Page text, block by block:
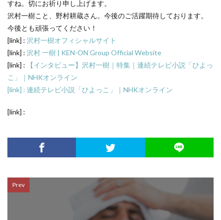
すね。切にお祈り申し上げます。
沢村一樹こと、野村耕蔵さん。今後のご活躍期待しております。
今後とも頑張ってください！
[link] : 沢村一樹オフィシャルサイト
[link] : 沢村 一樹 | KEN-ON Group Official Website
[link] :
【インタビュー】沢村一樹｜特集｜連続テレビ小説「ひよっ
こ」｜NHKオンライン
[link] : 連続テレビ小説「ひよっこ」｜NHKオンライン
[link] :
Prev